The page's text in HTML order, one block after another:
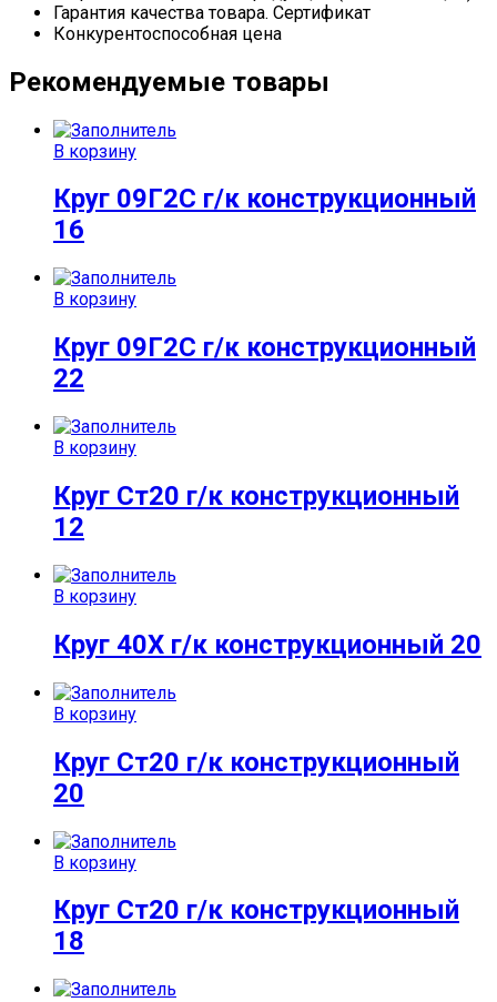
Гарантия качества товара. Сертификат
Конкурентоспособная цена
Рекомендуемые товары
В корзину
Круг 09Г2С г/к конструкционный
16
В корзину
Круг 09Г2С г/к конструкционный
22
В корзину
Круг Ст20 г/к конструкционный
12
В корзину
Круг 40Х г/к конструкционный 20
В корзину
Круг Ст20 г/к конструкционный
20
В корзину
Круг Ст20 г/к конструкционный
18